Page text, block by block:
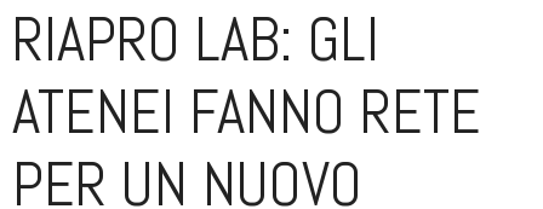
RIAPRO LAB: GLI
ATENEI FANNO RETE
PER UN NUOVO